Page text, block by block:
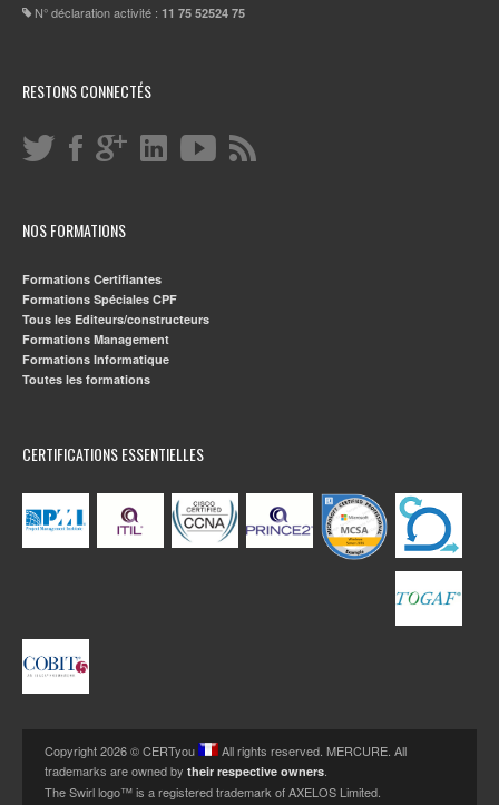
N° déclaration activité : 11 75 52524 75
RESTONS CONNECTÉS
NOS FORMATIONS
Formations Certifiantes
Formations Spéciales CPF
Tous les Editeurs/constructeurs
Formations Management
Formations Informatique
Toutes les formations
CERTIFICATIONS ESSENTIELLES
Copyright 2026 © CERTyou
All rights reserved. MERCURE. All
trademarks are owned by their respective owners.
The Swirl logo™ is a registered trademark of AXELOS Limited.